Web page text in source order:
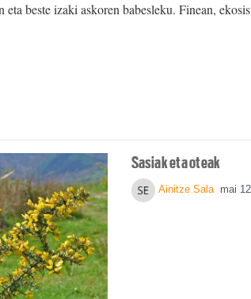
beste izaki askoren babesleku. Finean,
Sasiak eta oteak
Ainitze Sala mai 12